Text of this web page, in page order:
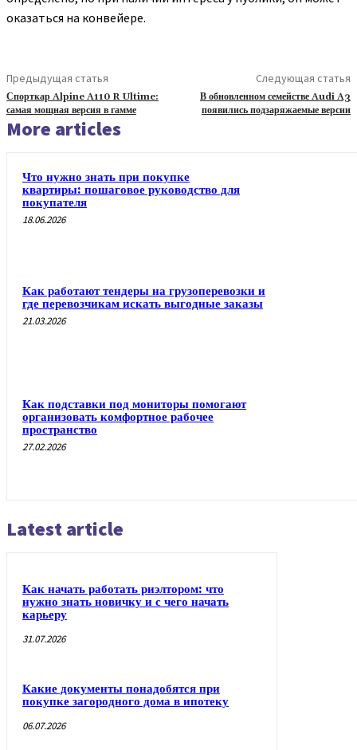
оказаться на конвейере.
Предыдущая статья
Спорткар Alpine A110 R Ultime:
самая мощная версия в гамме
Следующая статья
В обновленном семействе Audi A3
появились подзаряжаемые версии
More articles
Что нужно знать при покупке
квартиры: пошаговое руководство для
покупателя
18.06.2026
Как работают тендеры на грузоперевозки и
где перевозчикам искать выгодные заказы
21.03.2026
Как подставки под мониторы помогают
организовать комфортное рабочее
пространство
27.02.2026
Latest article
Как начать работать риэлтором: что
нужно знать новичку и с чего начать
карьеру
31.07.2026
Какие документы понадобятся при
покупке загородного дома в ипотеку
06.07.2026